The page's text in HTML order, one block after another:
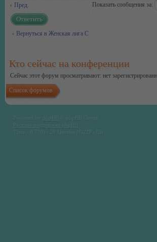
Пред. Показать сообщения за:
Ответить
Вернуться в Женская лига С
Кто сейчас на конференции
Сейчас этот форум просматривают: нет
Список форумов
Time : 0.710s | 20 Queries | GZIP : On